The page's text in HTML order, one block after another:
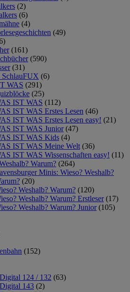
(2)
(6)
(4)
(49)
(161)
(590)
(31)
SchlauFUX (6)
WAS (291)
(25)
IST WAS (112)
IST WAS Erstes Lesen (46)
IST WAS Erstes Lesen easy! (21)
IST WAS Junior (47)
IST WAS Kids (4)
IST WAS Meine Welt (36)
IST WAS Wissenschaften easy! (11)
Warum? (264)
Minis: Wieso? Weshalb?
(20)
Weshalb? Warum? (120)
Weshalb? Warum? Erstleser (17)
Weshalb? Warum? Junior (105)
(152)
124 / 132 (63)
143 (2)